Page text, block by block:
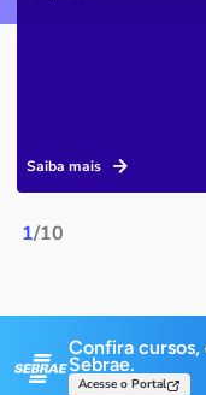
1/10
Saiba mais
Confira
Sebrae.
Acesse o Portal